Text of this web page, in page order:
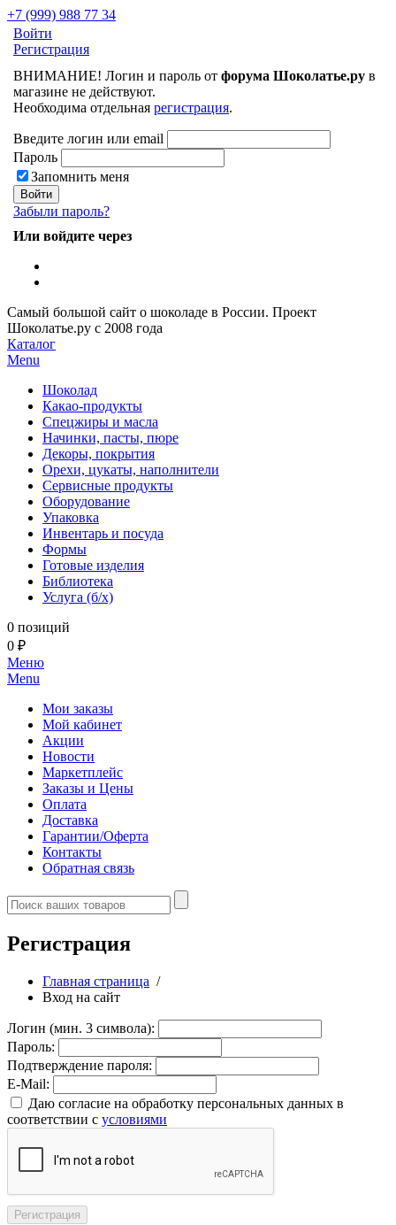
+7 (999) 988 77 34
Войти
Регистрация
ВНИМАНИЕ! Логин и пароль от форума Шоколатье.ру в
магазине не действуют.
Необходима отдельная регистрация.
Введите логин или email
Пароль
Запомнить меня
Забыли пароль?
Или войдите через
Самый большой сайт о шоколаде в России. Проект
Шоколатье.ру с 2008 года
Каталог
Menu
Шоколад
Какао-продукты
Спецжиры и масла
Начинки, пасты, пюре
Декоры, покрытия
Орехи, цукаты, наполнители
Сервисные продукты
Оборудование
Упаковка
Инвентарь и посуда
Формы
Готовые изделия
Библиотека
Услуга (б/х)
0 позиций
0 ₽
Меню
Menu
Мои заказы
Мой кабинет
Акции
Новости
Маркетплейс
Заказы и Цены
Оплата
Доставка
Гарантии/Оферта
Контакты
Обратная связь
Регистрация
Главная страница /
Вход на сайт
Логин (мин. 3 символа):
Пароль:
Подтверждение пароля:
E-Mail:
Даю согласие на обработку персональных данных в
соответствии с условиями